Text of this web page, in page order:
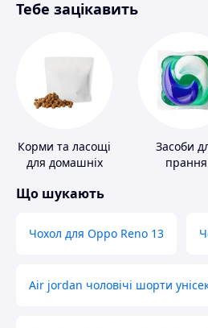
Спорт і відпочинок
Тебе зацікавить
Корми та ласощі
для домашніх
Засоби
прання
Що шукають
Чохол для Oppo Reno 13
Air jordan чоловічі шорти